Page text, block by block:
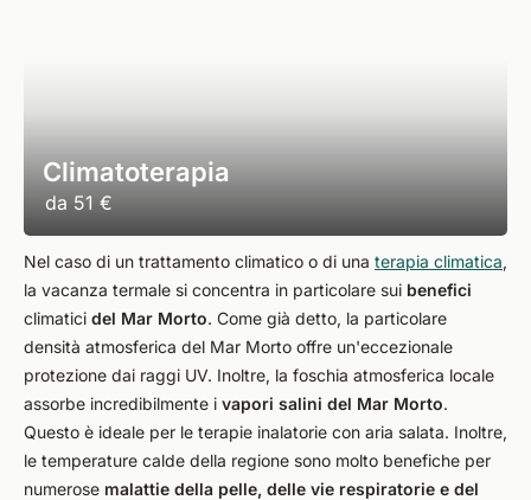
Climatoterapia
da 51 €
Nel caso di un trattamento climatico o di una terapia climatica,
la vacanza termale si concentra in particolare sui benefici
climatici del Mar Morto. Come già detto, la particolare
densità atmosferica del Mar Morto offre un'eccezionale
protezione dai raggi UV. Inoltre, la foschia atmosferica locale
assorbe incredibilmente i vapori salini del Mar Morto.
Questo è ideale per le terapie inalatorie con aria salata. Inoltre,
le temperature calde della regione sono molto benefiche per
numerose malattie della pelle, delle vie respiratorie e del